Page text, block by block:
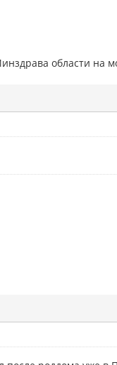
области на